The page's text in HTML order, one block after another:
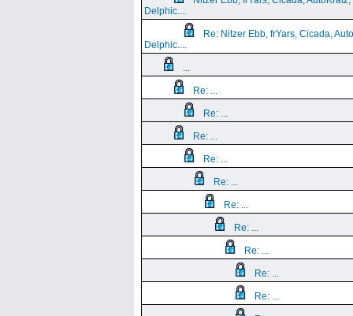
Delphic....
Re: Nitzer Ebb, frYars, Cicada,
Delphic....
...
Re: ...
Re: ...
Re: ...
Re: ...
Re: ...
Re: ...
Re: ...
Re: ...
Re: ...
Re: ...